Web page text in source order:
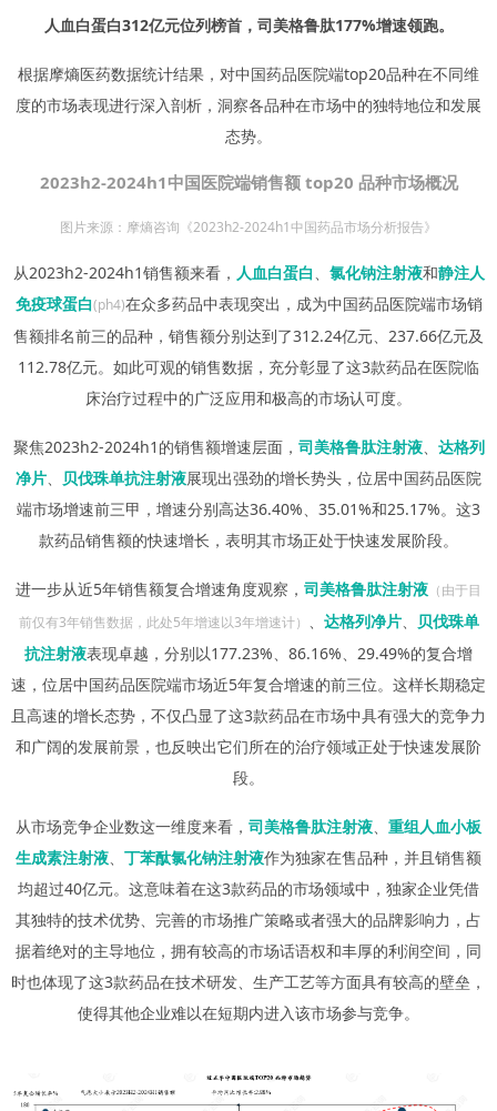
人血白蛋白312亿元位列榜首，司美格鲁肽177%增速领跑。
根据摩熵医药数据统计结果，对中国药品医院端top20品种在不同维
度的市场表现进行深入剖析，洞察各品种在市场中的独特地位和发展
态势。
2023h2-2024h1中国医院端销售额 top20 品种市场概况
图片来源：摩熵咨询《2023h2-2024h1中国药品市场分析报告》
从2023h2-2024h1销售额来看， 人血白蛋白 氯化钠注射液和静注人
免疫球蛋白(ph4)在众多药品中表现突出，成为中国药品医院端市场销
售额排名前三的品种，销售额分别达到了312.24亿元、237.66亿元及
112.78亿元。如此可观的销售数据，充分彰显了这3款药品在医院临
床治疗过程中的广泛应用和极高的市场认可度。
聚焦2023h2-2024h1的销售额增速层面， 司美格鲁肽注射液、 达格列
净片
贝伐珠单抗注射液展现出强劲的增长势头，位居中国药品医院
端市场增速前三甲，增速分别高达36.40%、35.01%和25.17%。这3
款药品销售额的快速增长，表明其市场正处于快速发展阶段。
进一步从近5年销售额复合增速角度观察， 司美格鲁肽注射液 （由于目
前仅有3年销售数据，此处5年增速以3年增速计）
达格列净片、
贝伐珠单
抗注射液表现卓越，分别以177.23%、86.16%、29.49%的复合增
速，位居中国药品医院端市场近5年复合增速的前三位。这样长期稳定
且高速的增长态势，不仅凸显了这3款药品在市场中具有强大的竞争力
和广阔的发展前景，也反映出它们所在的治疗领域正处于快速发展阶
段。
从市场竞争企业数这一维度来看， 司美格鲁肽注射液
重组人血小板
生成素注射液
丁苯酞氯化钠注射液作为独家在售品种，并且销售额
均超过40亿元。这意味着在这3款药品的市场领域中，独家企业凭借
其独特的技术优势、完善的市场推广策略或者强大的品牌影响力，占
据着绝对的主导地位，拥有较高的市场话语权和丰厚的利润空间，同
时也体现了这3款药品在技术研发、生产工艺等方面具有较高的壁垒，
使得其他企业难以在短期内进入该市场参与竞争。